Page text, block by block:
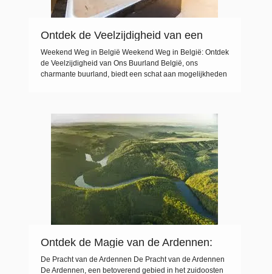
Ontdek de Veelzijdigheid van een
Weekend Weg in België
Weekend Weg in België Weekend Weg in België: Ontdek
de Veelzijdigheid van Ons Buurland België, ons
charmante buurland, biedt een schat aan mogelijkheden
historische […]
Ontdek de Magie van de Ardennen:
Natuur, Avontuur en Cultuur in België
De Pracht van de Ardennen De Pracht van de Ardennen
De Ardennen, een betoverend gebied in het zuidoosten